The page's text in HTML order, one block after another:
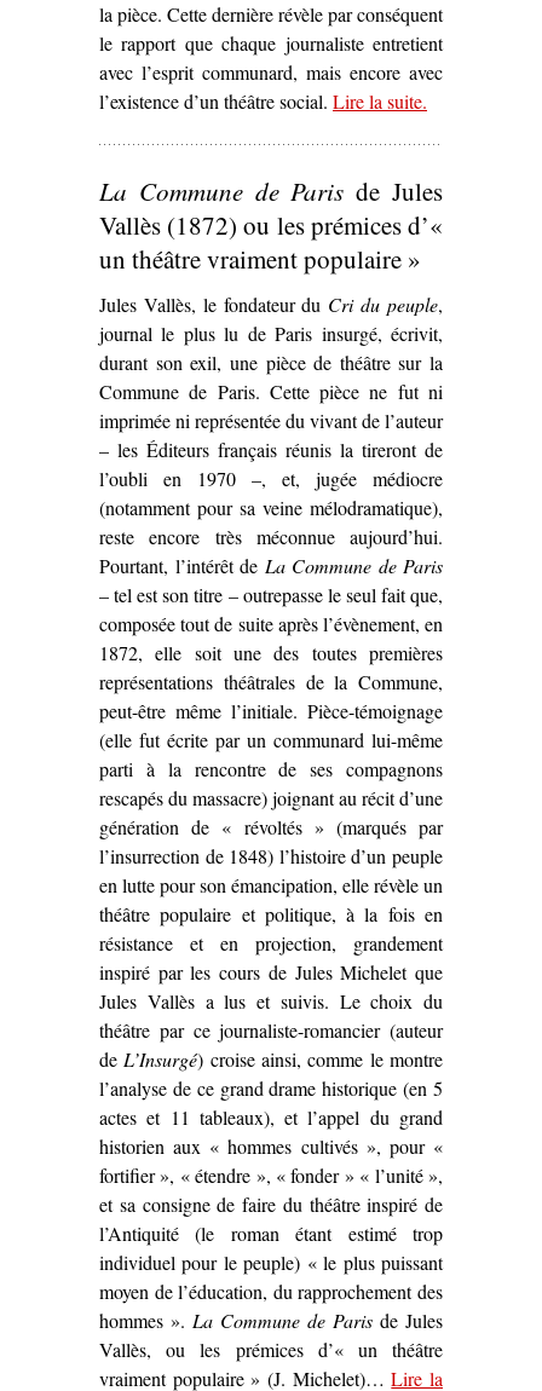
la pièce. Cette dernière révèle par conséquent
le rapport que chaque journaliste entretient
avec l’esprit communard, mais encore avec
l’existence d’un théâtre social. Lire la suite– ‘L’Esprit
Saignée
Lucien
Nozière
(1913)’
.
La Commune de Paris de Jules
Vallès (1872) ou les prémices d’«
un théâtre vraiment populaire »
Jules Vallès, le fondateur du Cri du peuple,
journal le plus lu de Paris insurgé, écrivit,
durant son exil, une pièce de théâtre sur la
Commune de Paris. Cette pièce ne fut ni
imprimée ni représentée du vivant de l’auteur
– les Éditeurs français réunis la tireront de
l’oubli en 1970 –, et, jugée médiocre
(notamment pour sa veine mélodramatique),
reste encore très méconnue aujourd’hui.
Pourtant, l’intérêt de La Commune de Paris
– tel est son titre – outrepasse le seul fait que,
composée tout de suite après l’évènement, en
1872, elle soit une des toutes premières
représentations théâtrales de la Commune,
peut-être même l’initiale. Pièce-témoignage
(elle fut écrite par un communard lui-même
parti à la rencontre de ses compagnons
rescapés du massacre) joignant au récit d’une
génération de « révoltés » (marqués par
l’insurrection de 1848) l’histoire d’un peuple
en lutte pour son émancipation, elle révèle un
théâtre populaire et politique, à la fois en
résistance et en projection, grandement
inspiré par les cours de Jules Michelet que
Jules Vallès a lus et suivis. Le choix du
théâtre par ce journaliste-romancier (auteur
deL’Insurgé) croise ainsi, comme le montre
l’analyse de ce grand drame historique (en 5
actes et 11 tableaux), et l’appel du grand
historien aux « hommes cultivés », pour «
fortifier », « étendre », « fonder » « l’unité »,
et sa consigne de faire du théâtre inspiré de
l’Antiquité (le roman étant estimé trop
individuel pour le peuple) « le plus puissant
moyen de l’éducation, du rapprochement des
hommes ». La Commune de Paris de Jules
Vallès, ou les prémices d’« un théâtre
vraiment populaire » (J. Michelet)…Lire la